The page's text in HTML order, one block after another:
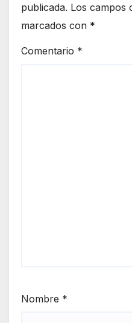
publicada. Los campos
marcados con *
Comentario *
Nombre *